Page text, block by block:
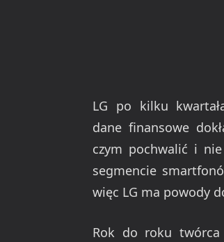
LG po kilku
dane finansowe
czym pochwalić i
segmencie
więc LG ma powody
Rok do roku